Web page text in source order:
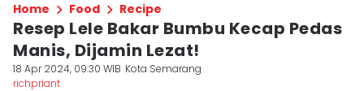
Home Food Recipe
Resep Lele Bakar Bumbu Kecap Pedas
Manis, Dijamin Lezat!
18 Apr 2024, 09:30 WIB Kota Semarang
richpriant